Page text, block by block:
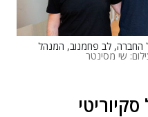
החברה, לב פחמנוב, המנהל
שי מסינטר